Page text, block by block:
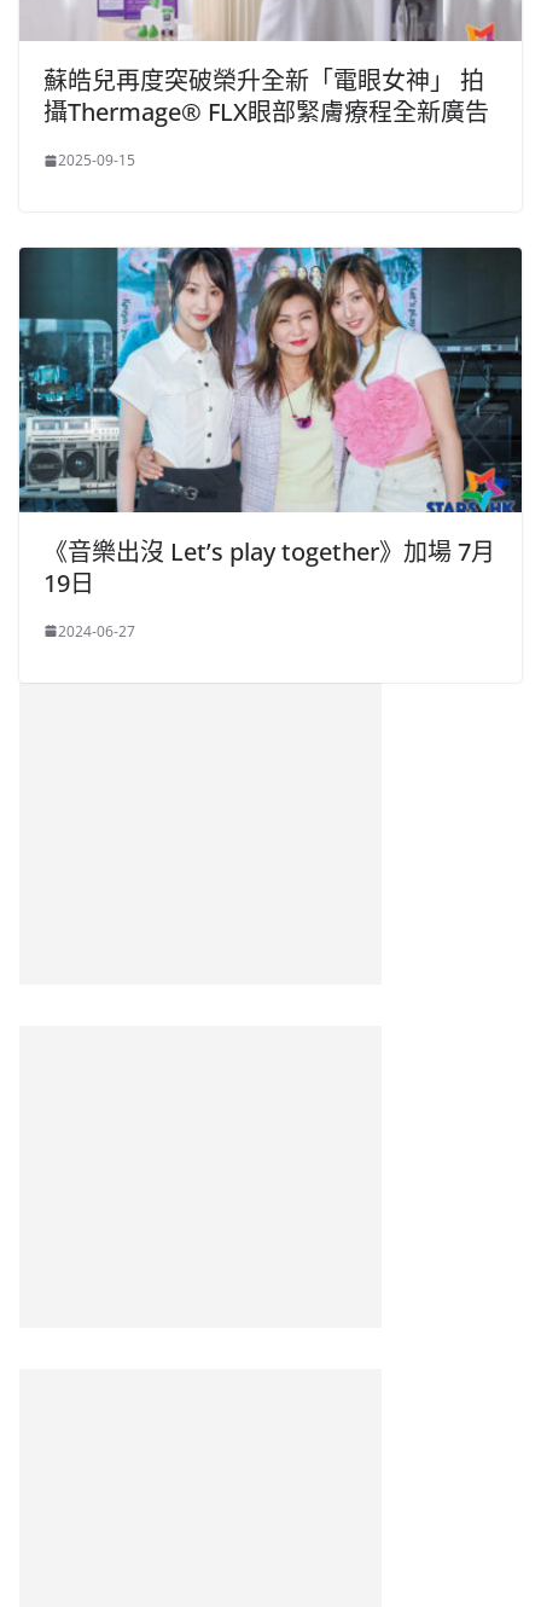
蘇皓兒再度突破榮升全新「電眼女神」 拍
攝Thermage® FLX眼部緊膚療程全新廣告
2025-09-15
《音樂出沒 Let’s play together》加場 7月
19日
2024-06-27